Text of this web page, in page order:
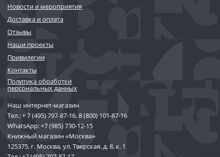
Новости и мероприятия
Доставка и оплата
Отзывы
Наши проекты
Привилегии
Контакты
Политика обработки
персональных данных
Наш интернет-магазин
Тел.:+ 7 (495) 797-87-16,8 (800) 101-87-16
WhatsApp:+7 (985) 730-12-15
Книжный магазин «Москва»
125375, г. Москва, ул. Тверская, д. 8, к. 1